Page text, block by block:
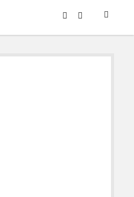
twitterfacebook